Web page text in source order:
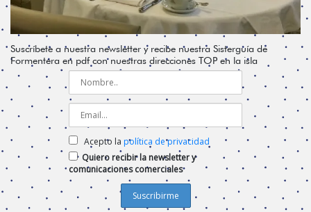
Suscríbete a nuestra newsletter y recibe nuestra Sisterguía de
Formentera en pdf con nuestras direcciones TOP en la isla
Acepto la política de privacidad
Quiero recibir la newsletter y
comunicaciones comerciales